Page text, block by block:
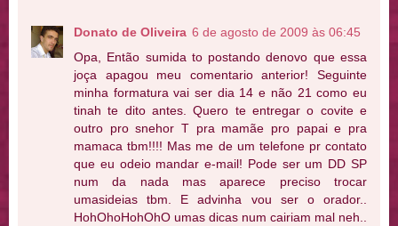
Donato de Oliveira 6 de agosto de 2009 às 06:45
Opa, Então sumida to postando denovo que essa
joça apagou meu comentario anterior! Seguinte
minha formatura vai ser dia 14 e não 21 como eu
tinah te dito antes. Quero te entregar o covite e
outro pro snehor T pra mamãe pro papai e pra
mamaca tbm!!!! Mas me de um telefone pr contato
que eu odeio mandar e-mail! Pode ser um DD SP
num da nada mas aparece preciso trocar
umasideias tbm. E advinha vou ser o orador..
HohOhoHohOhO umas dicas num cairiam mal neh..